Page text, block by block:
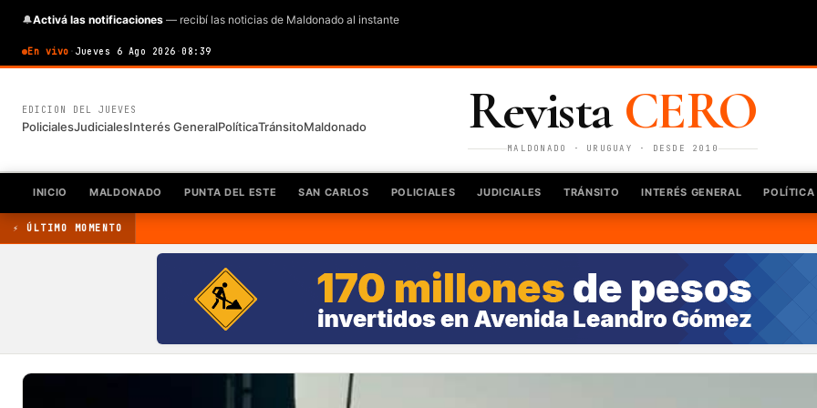
🔔Activá las notificaciones — recibí las noticias de Maldonado al instante
En vivo · Jueves 6 Ago 2026 ·08:39
EDICION DEL JUEVES
PolicialesJudicialesInterés GeneralPolíticaTránsitoMaldonado RevistaCERO
MALDONADO · URUGUAY · DESDE 2010
INICIO MALDONADO PUNTA DEL ESTE SAN CARLOS POLICIALES JUDICIALES TRÁNSITO INTERÉS GENERAL POLÍTICA
⚡ ÚLTIMO MOMENTO